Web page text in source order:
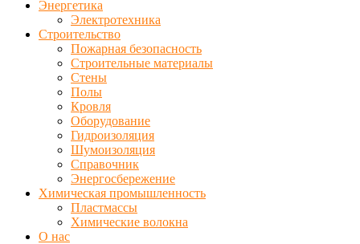
Энергетика
Электротехника
Строительство
Пожарная безопасность
Строительные материалы
Стены
Полы
Кровля
Оборудование
Гидроизоляция
Шумоизоляция
Справочник
Энергосбережение
Химическая промышленность
Пластмассы
Химические волокна
О нас